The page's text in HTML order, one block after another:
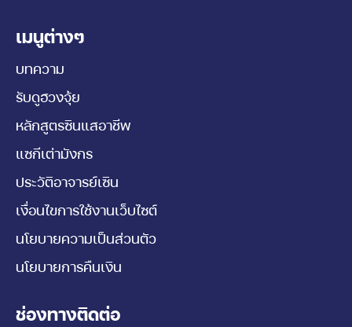
เมนูต่างๆ
บทความ
รับดูฮวงจุ้ย
หลักสูตรซินแสอาชีพ
แซกีเต่ามังกร
ประวัติอาจารย์เซิน
เงื่อนไขการใช้งานเว็บไซต์
นโยบายความเป็นส่วนตัว
นโยบายการคืนเงิน
ช่องทางติดต่อ